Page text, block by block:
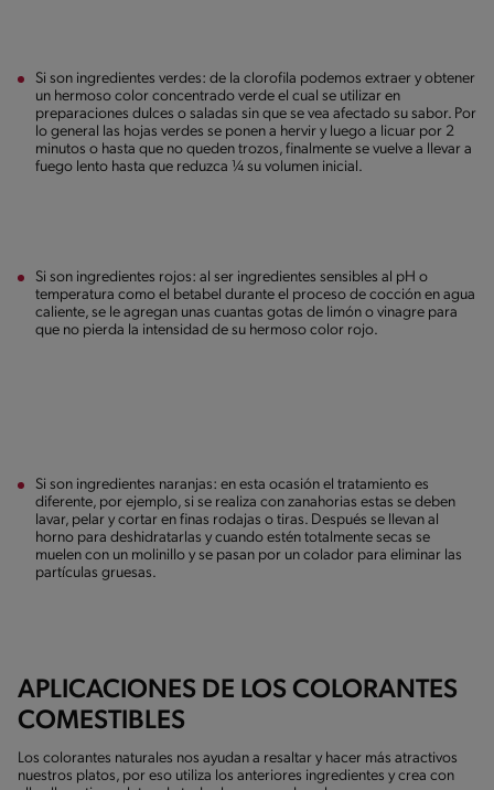
Si son ingredientes verdes: de la clorofila podemos extraer y obtener
un hermoso color concentrado verde el cual se utilizar en
preparaciones dulces o saladas sin que se vea afectado su sabor. Por
lo general las hojas verdes se ponen a hervir y luego a licuar por 2
minutos o hasta que no queden trozos, finalmente se vuelve a llevar a
fuego lento hasta que reduzca ¼ su volumen inicial.
Si son ingredientes rojos: al ser ingredientes sensibles al pH o
temperatura como el betabel durante el proceso de cocción en agua
caliente, se le agregan unas cuantas gotas de limón o vinagre para
que no pierda la intensidad de su hermoso color rojo.
Si son ingredientes naranjas: en esta ocasión el tratamiento es
diferente, por ejemplo, si se realiza con zanahorias estas se deben
lavar, pelar y cortar en finas rodajas o tiras. Después se llevan al
horno para deshidratarlas y cuando estén totalmente secas se
muelen con un molinillo y se pasan por un colador para eliminar las
partículas gruesas.
APLICACIONES DE LOS COLORANTES
COMESTIBLES
Los colorantes naturales nos ayudan a resaltar y hacer más atractivos
nuestros platos, por eso utiliza los anteriores ingredientes y crea con